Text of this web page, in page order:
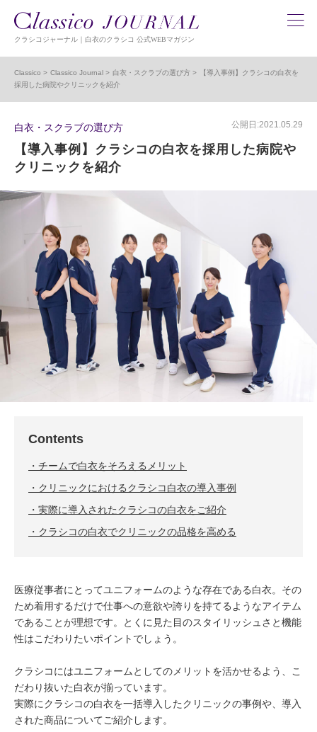
クラシコジャーナル｜白衣のクラシコ 公式WEBマガジン
Classico Classico Journal 白衣・スクラブの選び方
【導入事例】クラシコの白衣を
採用した病院やクリニックを紹介
白衣・スクラブの選び方 公開日:2021.05.29
【導入事例】クラシコの白衣を採用した病院や
クリニックを紹介
Contents
チームで白衣をそろえるメリット
クリニックにおけるクラシコ白衣の導入事例
実際に導入されたクラシコの白衣をご紹介
クラシコの白衣でクリニックの品格を高める
医療従事者にとってユニフォームのような存在である白衣。その
ため着用するだけで仕事への意欲や誇りを持てるようなアイテム
であることが理想です。とくに見た目のスタイリッシュさと機能
性はこだわりたいポイントでしょう。
クラシコにはユニフォームとしてのメリットを活かせるよう、こ
だわり抜いた白衣が揃っています。
実際にクラシコの白衣を一括導入したクリニックの事例や、導入
された商品についてご紹介します。